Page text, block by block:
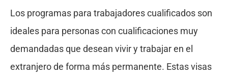
Los programas para trabajadores cualificados son
ideales para personas con cualificaciones muy
demandadas que desean vivir y trabajar en el
extranjero de forma más permanente. Estas visas